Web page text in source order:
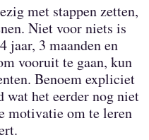
met stappen zetten,
Niet voor niets is
jaar, 3 maanden en
vooruit te gaan, kun
Benoem expliciet
wat het eerder nog niet
motivatie om te leren